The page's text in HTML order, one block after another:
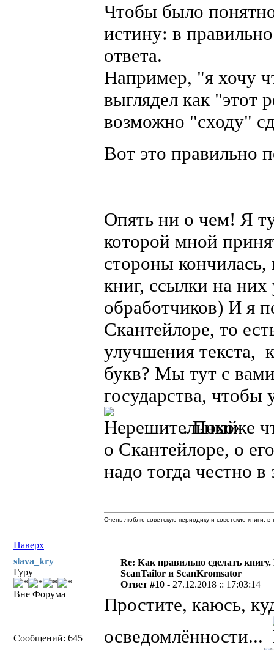
Чтобы было
истину: в
ответа.
Например, "я хочу
выглядел как "этот
возможно "сходу"
Вот это правильно
Опять ни о чем! Я
которой мной
стороны кончилась,
книг, ссылки на
обработчиков) И я
Скантейлоре, то
улучшения текста,
букв? Мы тут с
государства, чтобы
. Похоже
о Скантейлоре, о
надо тогда честно в
Наверх
Очень люблю советскую периодику и советские книги,
slava_kry
Гуру
Вне Форума
Сообщений: 645
Re: Как правильно сделать
ScanTailor и ScanKromsator
Ответ #10 - 27.12.2018 :: 17:03:14
Простите, каюсь,
осведомлённости...